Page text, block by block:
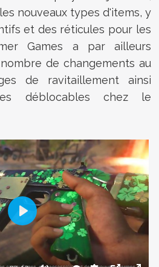
nouveaux types d'items, y
et des réticules pour les
Games a par ailleurs
de changements au
de ravitaillement ainsi
déblocables chez le